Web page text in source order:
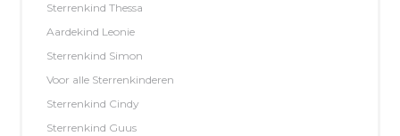
Sterrenkind Thessa
Aardekind Leonie
Sterrenkind Simon
Voor alle Sterrenkinderen
Sterrenkind Cindy
Sterrenkind Guus